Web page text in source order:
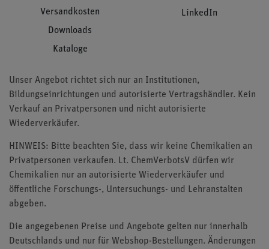
Versandkosten
Downloads
Kataloge
LinkedIn
Unser Angebot richtet sich nur an Institutionen,
Bildungseinrichtungen und autorisierte Vertragshändler. Kein
Verkauf an Privatpersonen und nicht autorisierte
Wiederverkäufer.
HINWEIS: Bitte beachten Sie, dass wir keine Chemikalien an
Privatpersonen verkaufen. Lt. ChemVerbotsV dürfen wir
Chemikalien nur an autorisierte Wiederverkäufer und
öffentliche Forschungs-, Untersuchungs- und Lehranstalten
abgeben.
Die angegebenen Preise und Angebote gelten nur innerhalb
Deutschlands und nur für Webshop-Bestellungen. Änderungen